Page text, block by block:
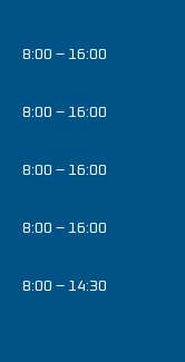
8:00 – 16:00
8:00 – 16:00
8:00 – 16:00
8:00 – 16:00
8:00 – 14:30